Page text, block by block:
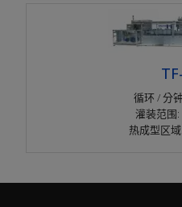
循环 / 分
灌装范围:
热成型区